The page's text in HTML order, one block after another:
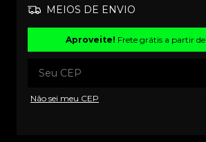
MEIOS DE ENVIO
Aproveite! Frete grátis a partir de
Não sei meu CEP